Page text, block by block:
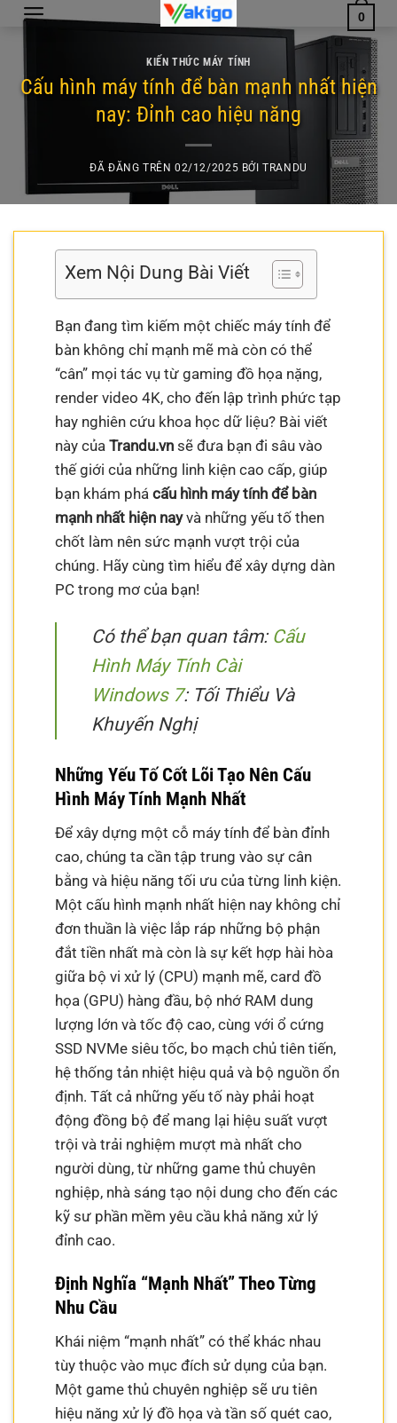
Chuyển
dung
0
KIẾN THỨC MÁY TÍNH
Cấu hình máy tính để bàn mạnh nhất hiện
nay: Đỉnh cao hiệu năng
ĐÃ ĐĂNG TRÊN02/12/2025 BỞITRANDU
Xem Nội Dung Bài Viết
Bạn đang tìm kiếm một chiếc máy tính để
bàn không chỉ mạnh mẽ mà còn có thể
“cân” mọi tác vụ từ gaming đồ họa nặng,
render video 4K, cho đến lập trình phức tạp
hay nghiên cứu khoa học dữ liệu? Bài viết
này củaTrandu.vn sẽ đưa bạn đi sâu vào
thế giới của những linh kiện cao cấp, giúp
bạn khám phácấu hình máy tính để bàn
mạnh nhất hiện nayvà những yếu tố then
chốt làm nên sức mạnh vượt trội của
chúng. Hãy cùng tìm hiểu để xây dựng dàn
PC trong mơ của bạn!
Có thể bạn quan tâm: Cấu
Hình Máy Tính Cài
Windows 7: Tối Thiểu Và
Khuyến Nghị
Những Yếu Tố Cốt Lõi Tạo Nên Cấu
Hình Máy Tính Mạnh Nhất
Để xây dựng một cỗ máy tính để bàn đỉnh
cao, chúng ta cần tập trung vào sự cân
bằng và hiệu năng tối ưu của từng linh kiện.
Một cấu hình mạnh nhất hiện nay không chỉ
đơn thuần là việc lắp ráp những bộ phận
đắt tiền nhất mà còn là sự kết hợp hài hòa
giữa bộ vi xử lý (CPU) mạnh mẽ, card đồ
họa (GPU) hàng đầu, bộ nhớ RAM dung
lượng lớn và tốc độ cao, cùng với ổ cứng
SSD NVMe siêu tốc, bo mạch chủ tiên tiến,
hệ thống tản nhiệt hiệu quả và bộ nguồn ổn
định. Tất cả những yếu tố này phải hoạt
động đồng bộ để mang lại hiệu suất vượt
trội và trải nghiệm mượt mà nhất cho
người dùng, từ những game thủ chuyên
nghiệp, nhà sáng tạo nội dung cho đến các
kỹ sư phần mềm yêu cầu khả năng xử lý
đỉnh cao.
Định Nghĩa “Mạnh Nhất” Theo Từng
Nhu Cầu
Khái niệm “mạnh nhất” có thể khác nhau
tùy thuộc vào mục đích sử dụng của bạn.
Một game thủ chuyên nghiệp sẽ ưu tiên
hiệu năng xử lý đồ họa và tần số quét cao,